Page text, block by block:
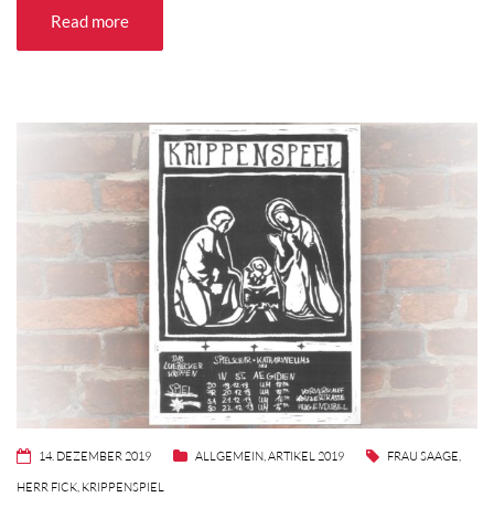
Read more
14. DEZEMBER 2019 ALLGEMEIN,ARTIKEL 2019 FRAU SAAGE,
HERR FICK, KRIPPENSPIEL